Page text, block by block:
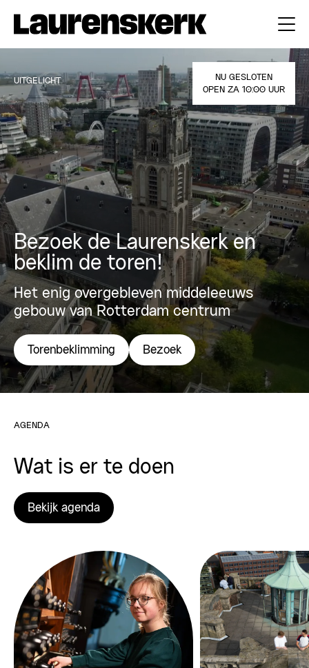
UITGELICHT
Bezoek de Laurenskerk en
beklim de toren!
Het enig overgebleven middeleeuws
gebouw van Rotterdam centrum
Torenbeklimming Bezoek
NU GESLOTEN
OPEN ZA 10:00 UUR
AGENDA
Wat is er te doen
Bekijk agenda